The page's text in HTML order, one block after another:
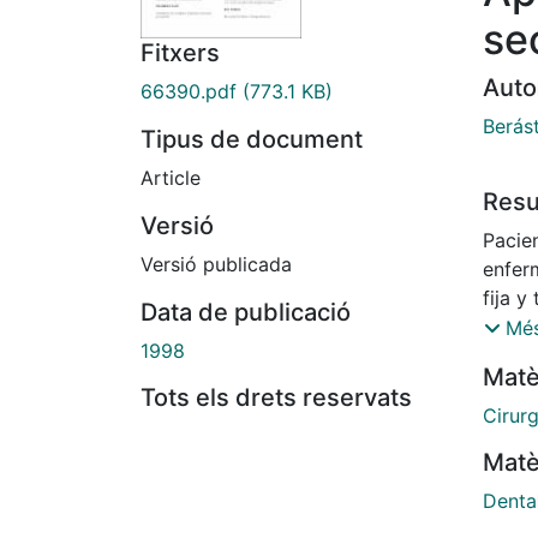
Fitxers
66390.pdf (773.1 KB)
Tipus de document
Article
Versió
Versió publicada
Data de publicació
1998
Tots els drets reservats
fija y
21.
La